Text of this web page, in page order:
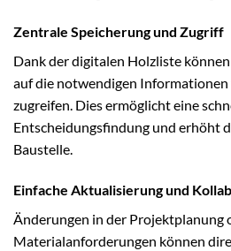
Zentrale Speicherung und Zugriff
Dank der digitalen Holzliste
auf die notwendigen Informationen
zugreifen. Dies ermöglicht eine
Entscheidungsfindung und erhöht
Baustelle.
Einfache Aktualisierung und
Änderungen in der Projektplanung
Materialanforderungen können